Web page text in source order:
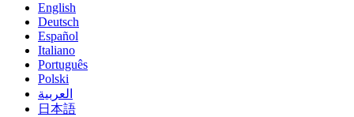
English
Deutsch
Español
Italiano
Português
Polski
العربية
日本語